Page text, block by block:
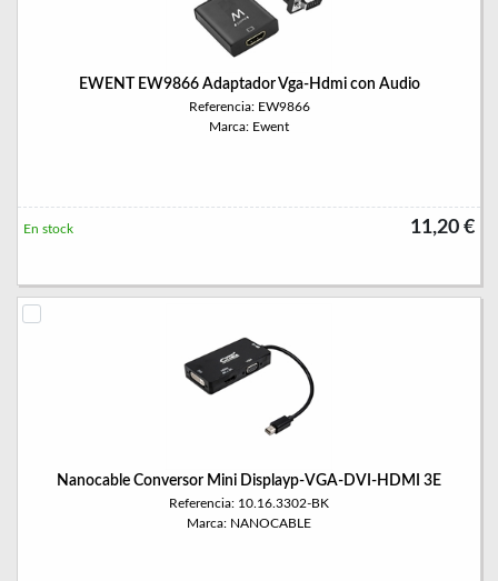
EWENT EW9866 Adaptador Vga-Hdmi con Audio
Referencia: EW9866
Marca: Ewent
11,20 €
En stock
Nanocable Conversor Mini Displayp-VGA-DVI-HDMI 3E
Referencia: 10.16.3302-BK
Marca: NANOCABLE